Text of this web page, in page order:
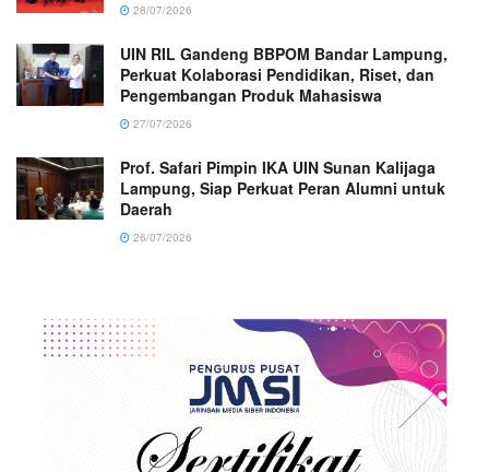
28/07/2026
UIN RIL Gandeng BBPOM Bandar Lampung,
Perkuat Kolaborasi Pendidikan, Riset, dan
Pengembangan Produk Mahasiswa
27/07/2026
Prof. Safari Pimpin IKA UIN Sunan Kalijaga
Lampung, Siap Perkuat Peran Alumni untuk
Daerah
26/07/2026